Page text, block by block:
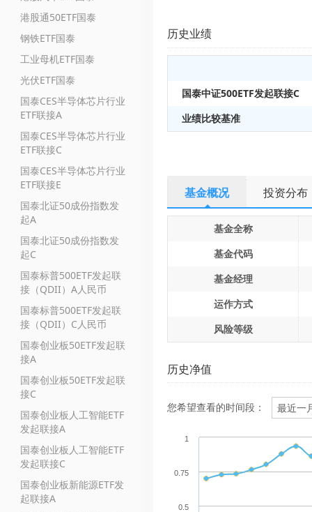
港股通50ETF国泰
钢铁ETF国泰
工业母机ETF国泰
光伏ETF国泰
国泰CES半导体芯片行业
ETF联接A
国泰CES半导体芯片行业
ETF联接C
国泰CES半导体芯片行业
ETF联接E
国泰北证50成份指数发
起A
国泰北证50成份指数发
起C
国泰标普500ETF发起联
接（QDII）A人民币
国泰标普500ETF发起联
接（QDII）C人民币
国泰创业板50ETF发起联
接A
国泰创业板50ETF发起联
接C
国泰创业板人工智能ETF
发起联接A
国泰创业板人工智能ETF
发起联接C
国泰创业板新能源ETF发
起联接A
历史业绩
国泰中证500ETF发起联接C
业绩比较基准
基金概况 投资分布
基金全称
基金代码
基金经理
运作方式
风险等级
历史净值
您希望查看的时间段：
0.5
0.75
1